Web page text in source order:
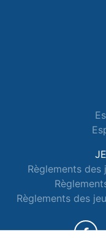
Règlements
Règlements des